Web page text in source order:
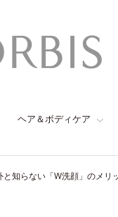
ヘア＆ボディケア
と知らない「W洗顔」のメリ